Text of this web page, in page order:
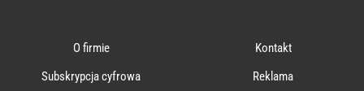
O firmie
Kontakt
Subskrypcja cyfrowa
Reklama